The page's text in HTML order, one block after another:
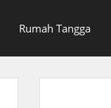
Rumah Tangga